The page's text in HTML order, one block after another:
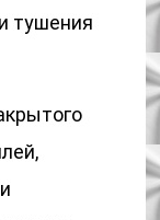
тушения